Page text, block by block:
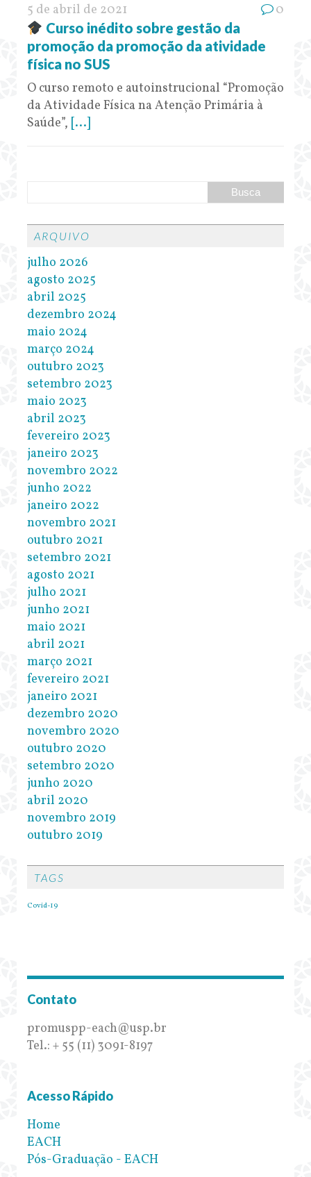
5 de abril de 2021 0
Curso inédito sobre gestão da
promoção da promoção da atividade
física no SUS
O curso remoto e autoinstrucional “Promoção
da Atividade Física na Atenção Primária à
Saúde”, [...]
ARQUIVO
julho 2026
agosto 2025
abril 2025
dezembro 2024
maio 2024
março 2024
outubro 2023
setembro 2023
maio 2023
abril 2023
fevereiro 2023
janeiro 2023
novembro 2022
junho 2022
janeiro 2022
novembro 2021
outubro 2021
setembro 2021
agosto 2021
julho 2021
junho 2021
maio 2021
abril 2021
março 2021
fevereiro 2021
janeiro 2021
dezembro 2020
novembro 2020
outubro 2020
setembro 2020
junho 2020
abril 2020
novembro 2019
outubro 2019
TAGS
Covid-19
Contato
promuspp-each@usp.br
Tel.: + 55 (11) 3091-8197
Acesso Rápido
Home
EACH
Pós-Graduação - EACH